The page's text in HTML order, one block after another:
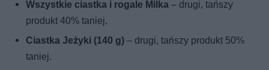
Wszystkie ciastka i rogale Milka – drugi, tańszy
produkt 40% taniej.
Ciastka Jeżyki (140 g) – drugi, tańszy produkt 50%
taniej.